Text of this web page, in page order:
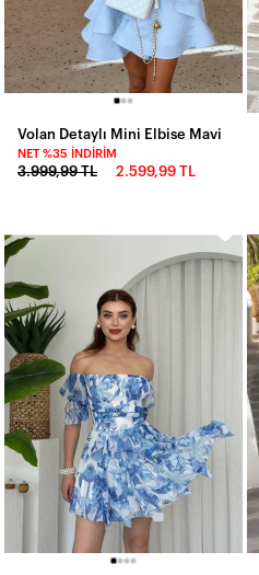
Volan Detaylı Mini Elbise Mavi
NET %35 İNDIRIM
3.999,99 TL 2.599,99 TL